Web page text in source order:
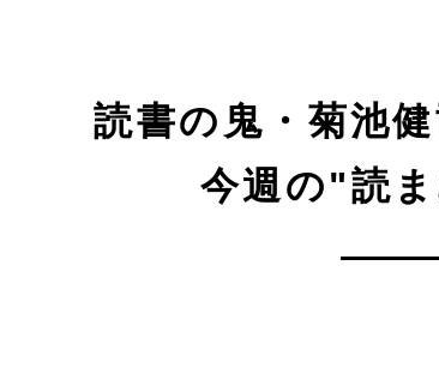
読書の鬼・菊池
今週の"読